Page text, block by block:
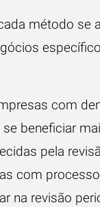
método se
com
beneficiar
pela
com
na revisão